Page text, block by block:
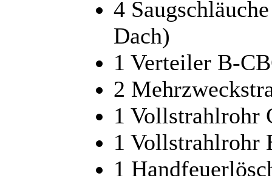
4
Dach)
1 Verteiler B-
2
1 Vollstrahlrohr
1 Vollstrahlrohr
1